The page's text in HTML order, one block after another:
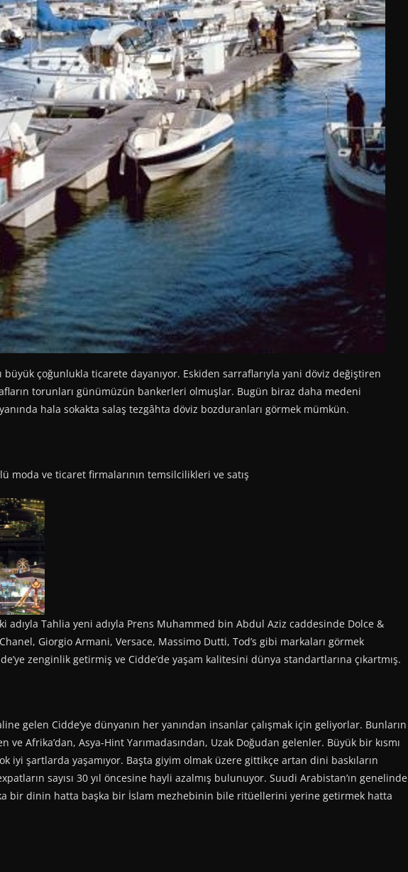
büyük çoğunlukla ticarete dayanıyor. Eskiden sarraflarıyla yani döviz değiştiren
torunları günümüzün bankerleri olmuşlar. Bugün biraz daha medeni
hala sokakta salaş tezgâhta döviz bozduranları görmek mümkün.
moda ve ticaret firmalarının temsilcilikleri ve satış
adıyla Tahlia yeni adıyla Prens Muhammed bin Abdul Aziz caddesinde Dolce &
Giorgio Armani, Versace, Massimo Dutti, Tod’s gibi markaları görmek
zenginlik getirmiş ve Cidde’de yaşam kalitesini dünya standartlarına çıkartmış.
gelen Cidde’ye dünyanın her yanından insanlar çalışmak için geliyorlar. Bunların
Afrika’dan, Asya-Hint Yarımadasından, Uzak Doğudan gelenler. Büyük bir kısmı
iyi şartlarda yaşamıyor. Başta giyim olmak üzere gittikçe artan dini baskıların
sayısı 30 yıl öncesine hayli azalmış bulunuyor. Suudi Arabistan’ın genelinde
bir dinin hatta başka bir İslam mezhebinin bile ritüellerini yerine getirmek hatta